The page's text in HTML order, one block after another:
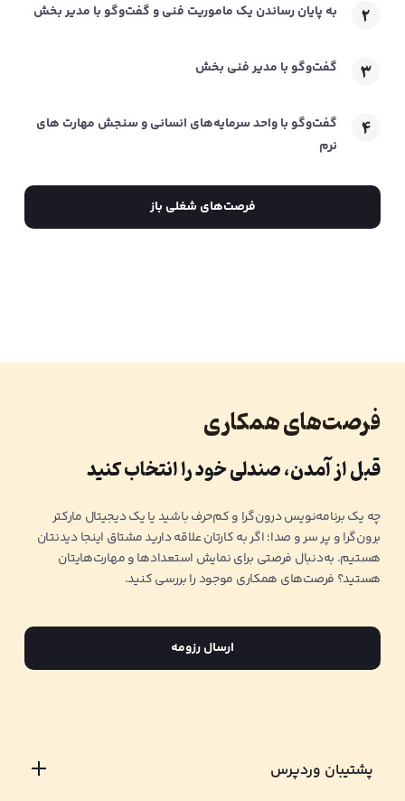
به پایان رساندن یک ماموریت فنی و گفت‌وگو با مدیر بخش
گفت‌وگو با مدیر فنی بخش
گفت‌و‌گو با واحد سرمایه‌های انسانی و سنجش مهارت های
نرم
فرصت‌های شغلی باز
فرصت‌های همکاری
قبل از آمدن، صندلی خود را انتخاب کنید
چه یک برنامه‌نویس درون‌گرا و کم‌حرف باشید یا یک دیجیتال مارکتر
برون‌گرا و پر سر و صدا؛ اگر به کارتان علاقه دارید مشتاق اینجا دیدنتان
هستیم. به‌دنبال فرصتی برای نمایش استعدادها و مهارت‌هایتان
هستید؟ فرصت‌ها‌ی همکاری موجود را بررسی کنید.
ارسال رزومه
پشتیبان وردپرس